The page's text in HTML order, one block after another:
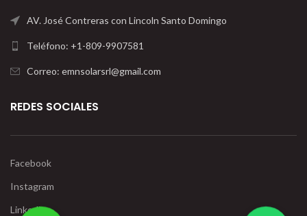
AV. José Contreras con Lincoln Santo Domingo
Teléfono: +1-809-9907581
Correo: emnsolarsrl@gmail.com
REDES SOCIALES
Facebook
Instagram
Linkedin